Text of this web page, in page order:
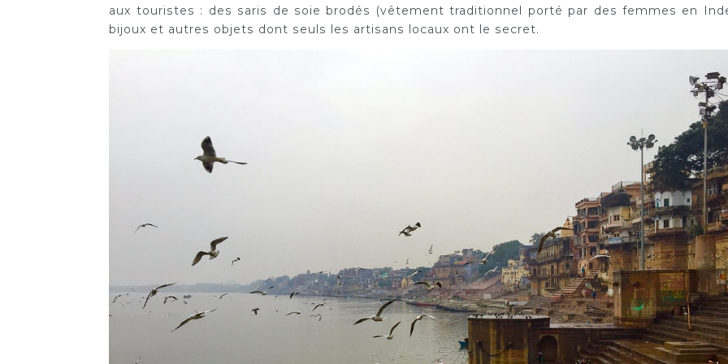
aux touristes : des saris de soie brodés (vêtement traditionnel porté par des femmes en
bijoux et autres objets dont seuls les artisans locaux ont le secret.